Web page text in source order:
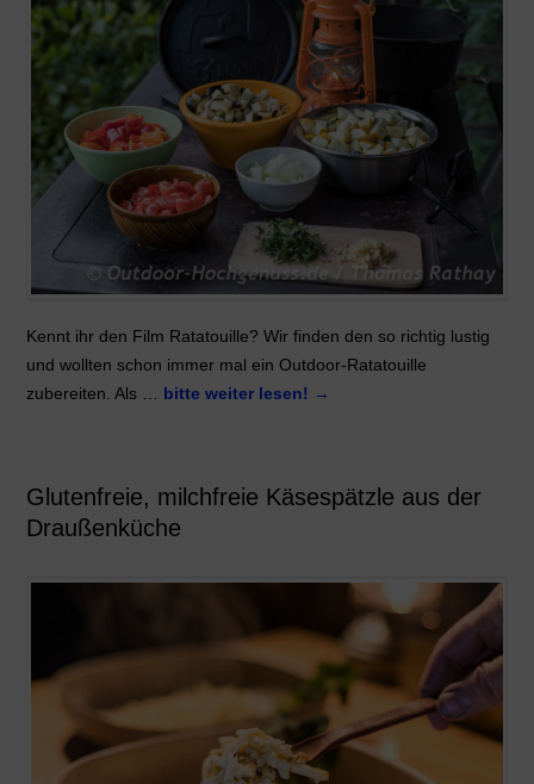
Kennt ihr den Film Ratatouille? Wir finden den so richtig lustig
und wollten schon immer mal ein Outdoor-Ratatouille
zubereiten. Als … bitte weiter lesen! →
Glutenfreie, milchfreie Käsespätzle aus der
Draußenküche